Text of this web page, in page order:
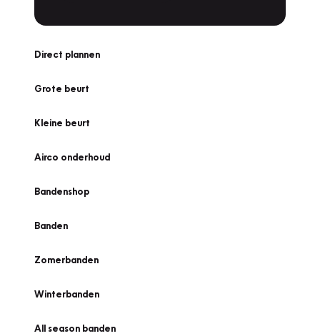
Direct plannen
Grote beurt
Kleine beurt
Airco onderhoud
Bandenshop
Banden
Zomerbanden
Winterbanden
All season banden